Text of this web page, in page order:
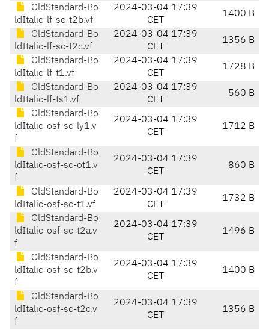
OldStandard-Bo
ldItalic-lf-sc-t2b.vf
2024-03-04 17:39
CET
1400 B
OldStandard-Bo
ldItalic-lf-sc-t2c.vf
2024-03-04 17:39
CET
1356 B
OldStandard-Bo
ldItalic-lf-t1.vf
2024-03-04 17:39
CET
1728 B
OldStandard-Bo
ldItalic-lf-ts1.vf
2024-03-04 17:39
CET
560 B
OldStandard-Bo
ldItalic-osf-sc-ly1.v
f
2024-03-04 17:39
CET
1712 B
OldStandard-Bo
ldItalic-osf-sc-ot1.v
f
2024-03-04 17:39
CET
860 B
OldStandard-Bo
ldItalic-osf-sc-t1.vf
2024-03-04 17:39
CET
1732 B
OldStandard-Bo
ldItalic-osf-sc-t2a.v
f
2024-03-04 17:39
CET
1496 B
OldStandard-Bo
ldItalic-osf-sc-t2b.v
f
2024-03-04 17:39
CET
1400 B
OldStandard-Bo
ldItalic-osf-sc-t2c.v
f
2024-03-04 17:39
CET
1356 B